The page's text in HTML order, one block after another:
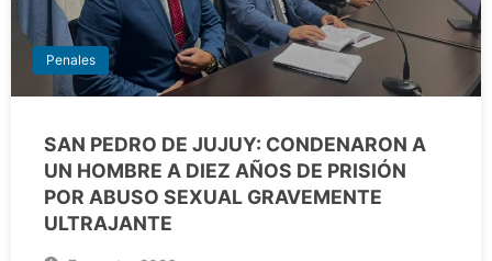
Penales
SAN PEDRO DE JUJUY: CONDENARON A
UN HOMBRE A DIEZ AÑOS DE PRISIÓN
POR ABUSO SEXUAL GRAVEMENTE
ULTRAJANTE